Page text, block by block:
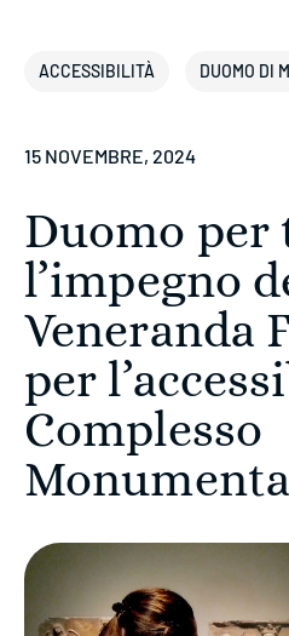
ACCESSIBILITÀ DUOMO DI
15 NOVEMBRE, 2024
Duomo
l’impegno
Veneranda
per
Complesso